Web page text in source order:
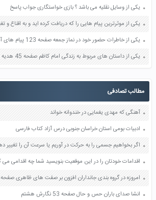
یکی از وسایل نقلیه می باشد ؟ بازی خواستگاری جواب پاسخ
یکی از خاطرات حضور خود در نماز جمعه صفحه 123 پیام های آسمان هفتم
یکی از داستان های مربوط به زندگی امام کاظم صفحه 45 هدیه های آسمان چهارم
مطالب تصادفی
آهنگی که مهدی یغمایی در خندوانه خواند
ادبیات بومی استان خراسان جنوبی درس آزاد کتاب فارسی
امروزه در گروه بندی جانداران افزون بر صفت های ظاهری صفحه 115 علوم نهم
انشا صدای باران حس و حال صفحه 53 نگارش هشتم